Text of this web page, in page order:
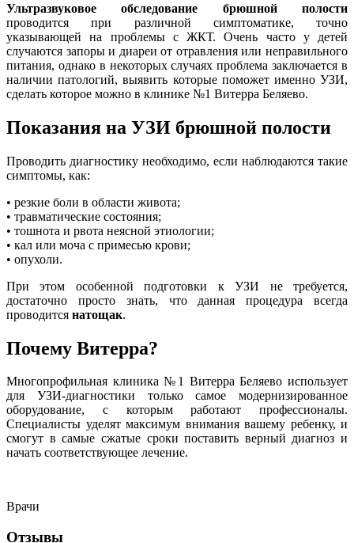
Ультразвуковое обследование брюшной полости
проводится при различной симптоматике, точно
указывающей на проблемы с ЖКТ. Очень часто у детей
случаются запоры и диареи от отравления или неправильного
питания, однако в некоторых случаях проблема заключается в
наличии патологий, выявить которые поможет именно УЗИ,
сделать которое можно в клинике №1 Витерра Беляево.
Показания на УЗИ брюшной полости
Проводить диагностику необходимо, если наблюдаются такие
симптомы, как:
• резкие боли в области живота;
• травматические состояния;
• тошнота и рвота неясной этиологии;
• кал или моча с примесью крови;
• опухоли.
При этом особенной подготовки к УЗИ не требуется,
достаточно просто знать, что данная процедура всегда
проводится натощак.
Почему Витерра?
Многопрофильная клиника №1 Витерра Беляево использует
для УЗИ-диагностики только самое модернизированное
оборудование, с которым работают профессионалы.
Специалисты уделят максимум внимания вашему ребенку, и
смогут в самые сжатые сроки поставить верный диагноз и
начать соответствующее лечение.
Врачи
Отзывы